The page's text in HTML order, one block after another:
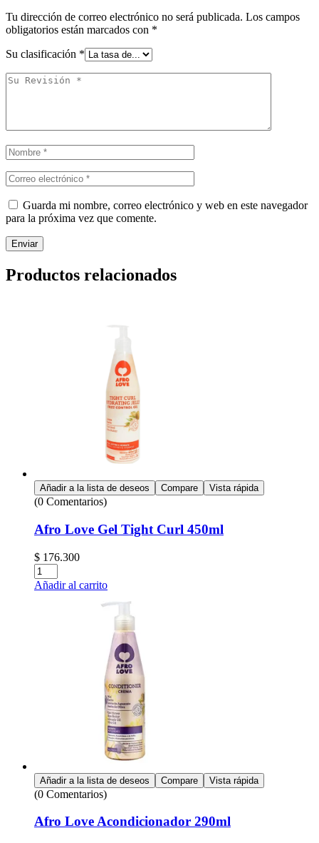
Tu dirección de correo electrónico no será publicada. Los campos
obligatorios están marcados con *
Su clasificación *
Guarda mi nombre, correo electrónico y web en este navegador
para la próxima vez que comente.
Enviar
Productos relacionados
Añadir a la lista de deseos Compare Vista rápida
(0 Comentarios)
Afro Love Gel Tight Curl 450ml
$ 176.300
Añadir al carrito
Añadir a la lista de deseos Compare Vista rápida
(0 Comentarios)
Afro Love Acondicionador 290ml